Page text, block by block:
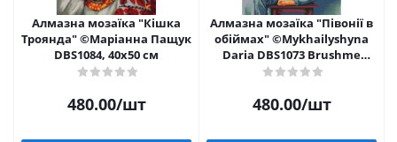
Алмазна мозаїка "Кішка
Троянда" ©Маріанна Пащук
DBS1084, 40x50 см
480.00/шт
Алмазна мозаїка "Півонії в
обіймах" ©Mykhailyshyna
Daria DBS1073 Brushme
40х50 см
480.00/шт